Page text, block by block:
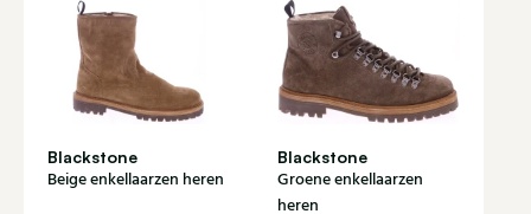
Blackstone
Beige enkellaarzen heren
Blackstone
Groene enkellaarzen
heren